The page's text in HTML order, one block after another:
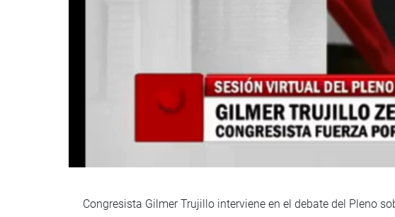
Congresista Gilmer Trujillo interviene en el debate del Pleno